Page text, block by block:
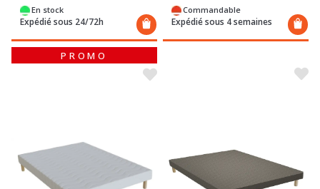
En stock
Expédié sous 24/72h
Commandable
Expédié sous 4 semaines
PROMO